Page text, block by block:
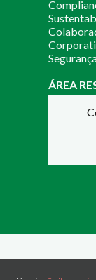
ÁREA